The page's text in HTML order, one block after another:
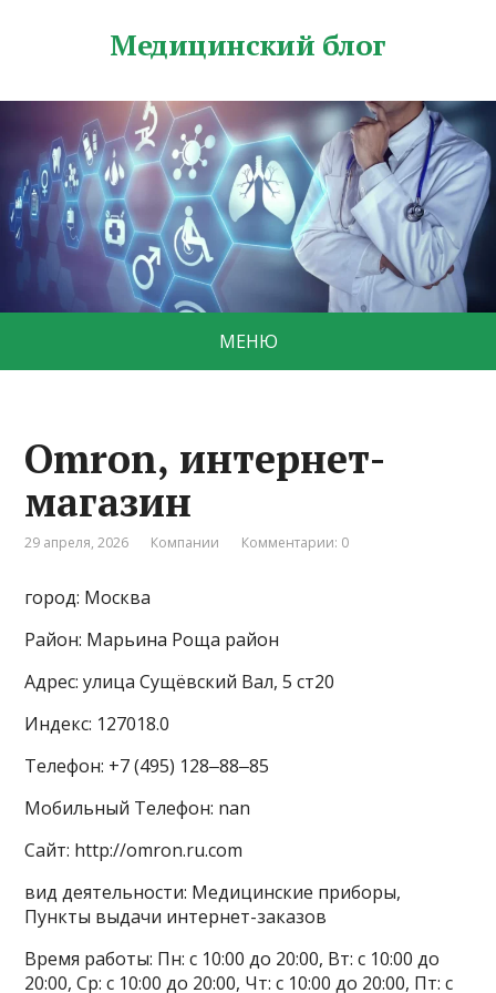
Медицинский блог
МЕНЮ
Omron, интернет-
магазин
29 апреля, 2026 Компании Комментарии: 0
город: Москва
Район: Марьина Роща район
Адрес: улица Сущёвский Вал, 5 ст20
Индекс: 127018.0
Телефон: +7 (495) 128‒88‒85
Мобильный Телефон: nan
Сайт: http://omron.ru.com
вид деятельности: Медицинские приборы,
Пункты выдачи интернет-заказов
Время работы: Пн: с 10:00 до 20:00, Вт: с 10:00 до
20:00, Ср: с 10:00 до 20:00, Чт: с 10:00 до 20:00, Пт: с